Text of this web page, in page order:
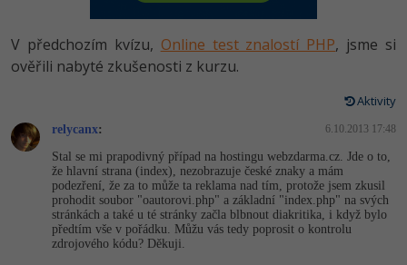
HTML5, CSS3, Bootstrap, SEO
SQL a databáze
UML a návrhové vzory
React
Spring
PHP
JavaScript
HTML / CSS
UML a návrhové vzory
MySQL/MariaDB
Specialista na AI a bigdata
Webdesigner
Tester
Systémový administrátor
Grafik / UX/UI návrhář
JavaScript -80%
C++
Swift -80%
Kotlin -80%
-80%
V předchozím kvízu, Online test znalostí PHP, jsme si
ověřili nabyté zkušenosti z kurzu.
Aktivity
relycanx: 6.10.2013 17:48
Stal se mi prapodivný případ na hostingu webzdarma.cz. Jde o to,
že hlavní strana (index), nezobrazuje české znaky a mám
podezření, že za to může ta reklama nad tím, protože jsem zkusil
prohodit soubor "oautorovi.php" a základní "index.php" na svých
stránkách a také u té stránky začla blbnout diakritika, i když bylo
předtím vše v pořádku. Můžu vás tedy poprosit o kontrolu
zdrojového kódu? Děkuji.